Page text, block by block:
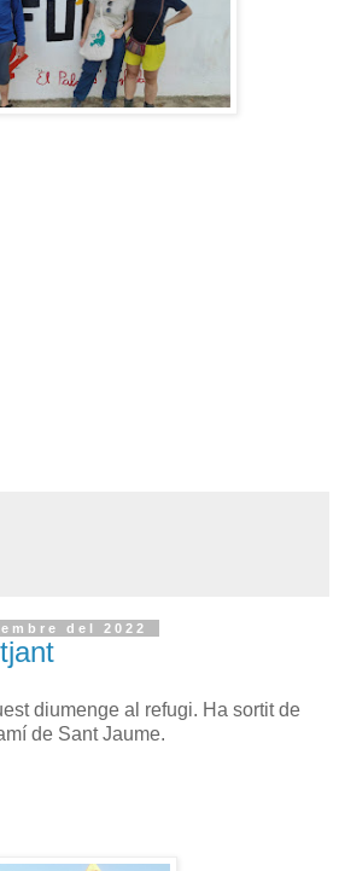
del 2022
diumenge al refugi. Ha sortit de
de Sant Jaume.